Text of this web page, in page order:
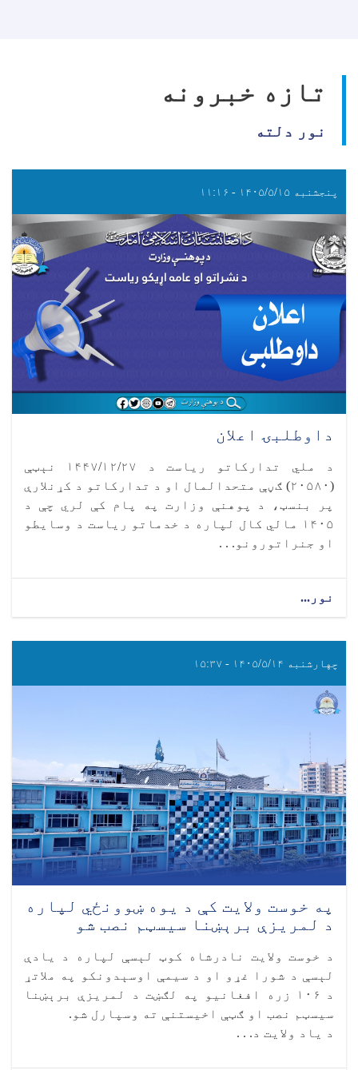
تازه خبرونه
نور دلته
پنجشنبه ۱۴۰۵/۵/۱۵ - ۱۱:۱۶
داوطلبۍ اعلان
د ملي تدارکاتو ریاست د ۱۴۴۷/۱۲/۲۷ نېټې
(۲۰۵۸۰) ګڼې متحدالمال او د تدارکاتو د کړنلارې
پر بنسټ، د پوهنې وزارت په پام کې لري چې د
۱۴۰۵ مالي کال لپاره د خدماتو ریاست د وسایطو
او جنراتورونو. . .
نور...
چهارشنبه ۱۴۰۵/۵/۱۴ - ۱۵:۳۷
په خوست ولایت کې د یوه ښوونځي لپاره
د لمریزې برېښنا سیسټم نصب شو
د خوست ولایت نادرشاه کوټ لېسې لپاره د یادې
لېسې د شورا غړو او د سیمې اوسېدونکو په ملاتړ
د ۱۰۶ زره افغانیو په لګښت د لمریزې برېښنا
سیسټم نصب او ګټې اخیستنې ته وسپارل شو.
د یاد ولایت د. . .